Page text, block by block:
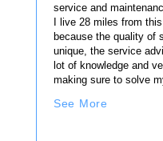
a great
concern we
finance team
issues that I
what it takes
always a
service and
I live 28 miles from
because the quality of
unique, the service
lot of knowledge and
making sure to solve
my family and friends
See More